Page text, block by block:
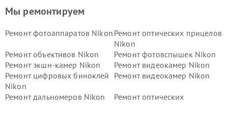
Мы ремонтируем
Ремонт фотоаппаратов Nikon Ремонт оптических прицелов
Nikon
Ремонт объективов Nikon
Ремонт фотовспышек Nikon
Ремонт экшн-камер Nikon
Ремонт видеокамер Nikon
Ремонт цифровых биноклей
Nikon
Ремонт видеокамер Nikon
Ремонт дальномеров Nikon
Ремонт оптических